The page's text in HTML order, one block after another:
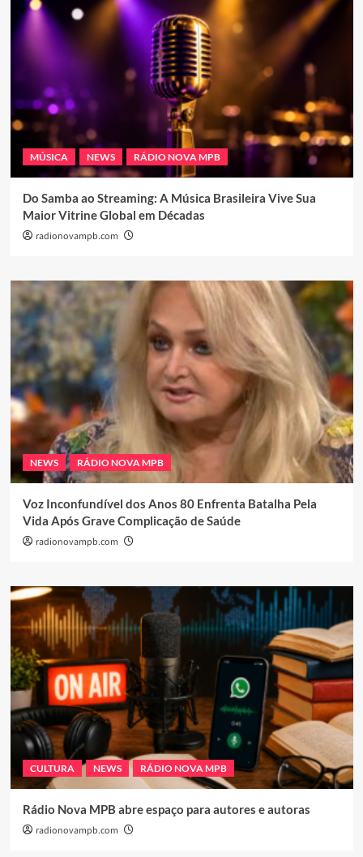
MÚSICA NEWS RÁDIO NOVA MPB
Do Samba ao Streaming: A Música Brasileira Vive Sua
Maior Vitrine Global em Décadas
radionovampb.com
NEWS RÁDIO NOVA MPB
Voz Inconfundível dos Anos 80 Enfrenta Batalha Pela
Vida Após Grave Complicação de Saúde
radionovampb.com
CULTURA NEWS RÁDIO NOVA MPB
Rádio Nova MPB abre espaço para autores e autoras
radionovampb.com